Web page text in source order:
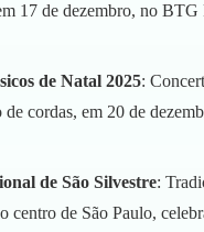
17 de dezembro, no BTG
de Natal 2025:
cordas, em 20 de
de São Silvestre:
centro de São Paulo,